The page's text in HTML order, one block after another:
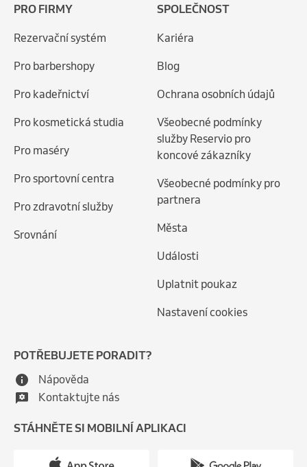
PRO FIRMY
Rezervační systém
Pro barbershopy
Pro kadeřnictví
Pro kosmetická studia
Pro maséry
Pro sportovní centra
Pro zdravotní služby
Srovnání
SPOLEČNOST
Kariéra
Blog
Ochrana osobních údajů
Všeobecné podmínky
služby Reservio pro
koncové zákazníky
Všeobecné podmínky pro
partnera
Města
Události
Uplatnit poukaz
Nastavení cookies
POTŘEBUJETE PORADIT?
Nápověda
Kontaktujte nás
STÁHNĚTE SI MOBILNÍ APLIKACI